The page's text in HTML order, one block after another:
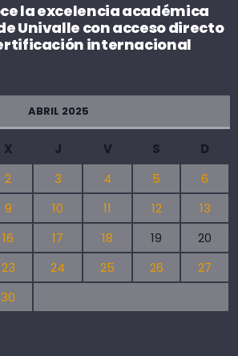
la excelencia académica
Univalle con acceso directo
internacional
ABRIL 2025
X J V S
D
2 3 4 5
6
9 10 11 12
13
16 17 18 19
20
23 24 25 26
27
30